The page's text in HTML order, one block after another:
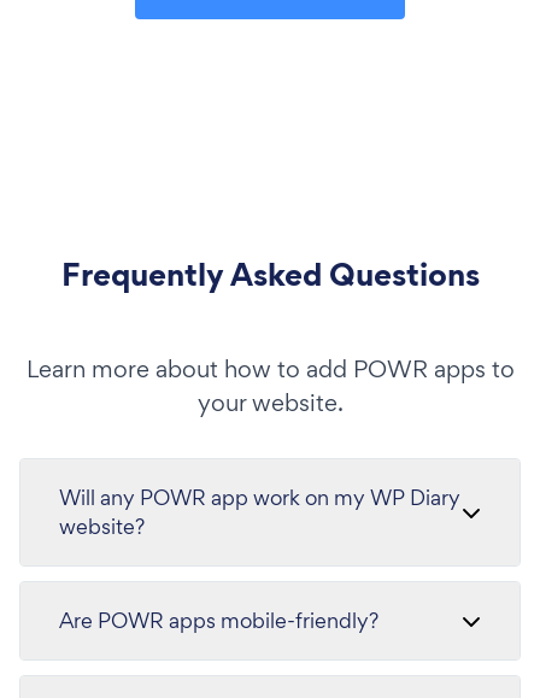
Frequently Asked Questions
Learn more about how to add POWR apps to
your website.
Will any POWR app work on my WP Diary
website?
Are POWR apps mobile-friendly?